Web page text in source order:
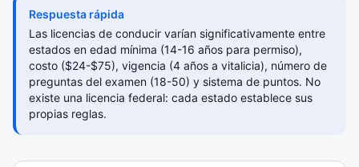
Respuesta rápida
Las licencias de conducir varían significativamente entre
estados en edad mínima (14-16 años para permiso),
costo ($24-$75), vigencia (4 años a vitalicia), número de
preguntas del examen (18-50) y sistema de puntos. No
existe una licencia federal: cada estado establece sus
propias reglas.